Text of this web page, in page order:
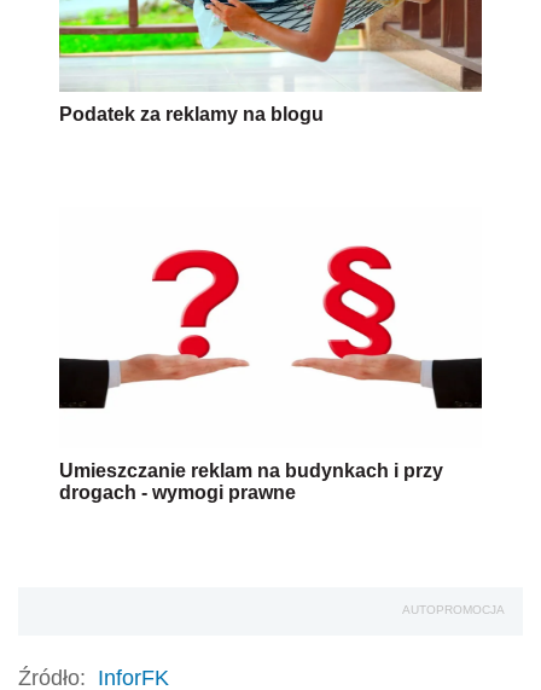
Podatek za reklamy na blogu
Umieszczanie reklam na budynkach i przy
drogach - wymogi prawne
AUTOPROMOCJA
Źródło: InforFK